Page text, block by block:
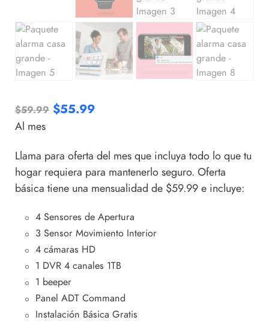
$59.99 $55.99
Al mes
Llama para oferta del mes que incluya todo lo que tu
hogar requiera para mantenerlo seguro. Oferta
básica tiene una mensualidad de $59.99 e incluye:
4 Sensores de Apertura
3 Sensor Movimiento Interior
4 cámaras HD
1 DVR 4 canales 1TB
1 beeper
Panel ADT Command
Instalación Básica Gratis